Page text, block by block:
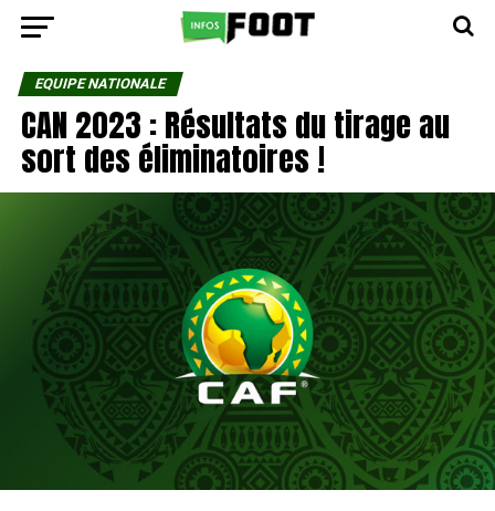
EQUIPE NATIONALE
CAN 2023 : Résultats du tirage au
sort des éliminatoires !